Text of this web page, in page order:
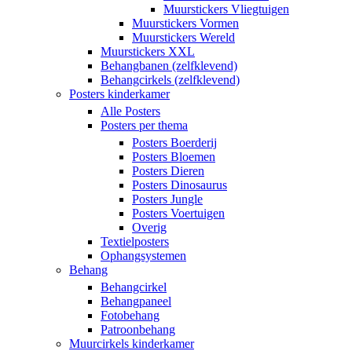
Muurstickers Vliegtuigen
Muurstickers Vormen
Muurstickers Wereld
Muurstickers XXL
Behangbanen (zelfklevend)
Behangcirkels (zelfklevend)
Posters kinderkamer
Alle Posters
Posters per thema
Posters Boerderij
Posters Bloemen
Posters Dieren
Posters Dinosaurus
Posters Jungle
Posters Voertuigen
Overig
Textielposters
Ophangsystemen
Behang
Behangcirkel
Behangpaneel
Fotobehang
Patroonbehang
Muurcirkels kinderkamer